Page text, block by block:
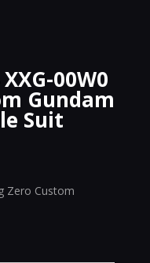
00W0
Gundam
Suit
Zero Custom